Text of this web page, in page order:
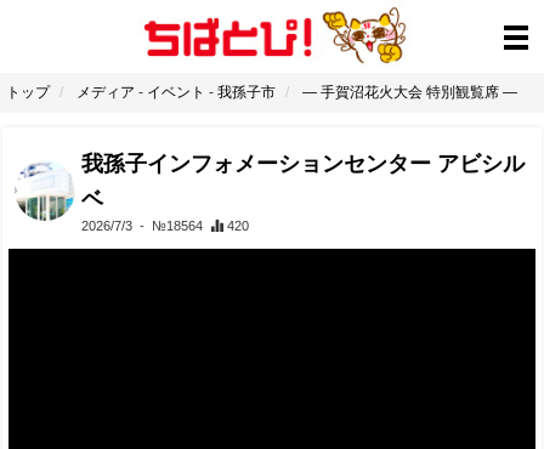
トップ メディア - イベント - 我孫子市 ― 手賀沼花火大会 特別観覧席 ―
我孫子インフォメーションセンター アビシル
ベ
2026/7/3 - №18564 420